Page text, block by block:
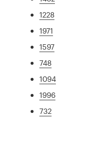
1228
1971
1597
748
1094
1996
732